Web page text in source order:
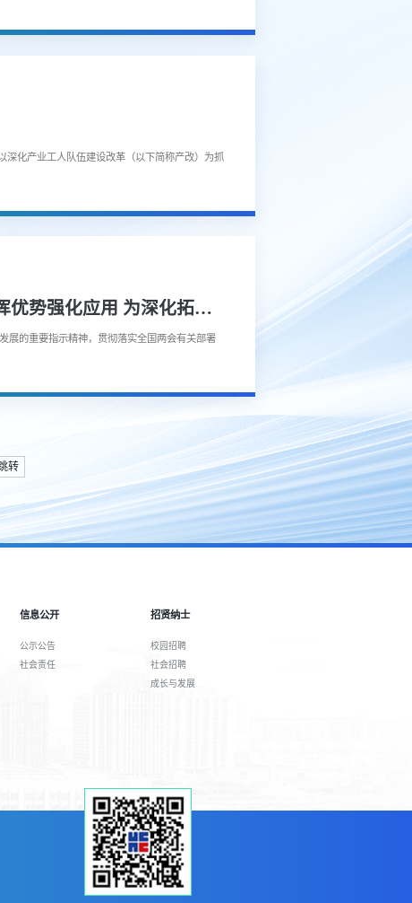
化产业工人队伍建设改革（以下简称产改）为抓
国务院国资委党委与中央企业党委（党组）开展理论学习中心组专题联学 发挥优势强化应用 为深化拓展“人工智能+”贡献国资央企力量
展的重要指示精神，贯彻落实全国两会有关部署
转
信息公开
公示公告
社会责任
招贤纳士
校园招聘
社会招聘
成长与发展